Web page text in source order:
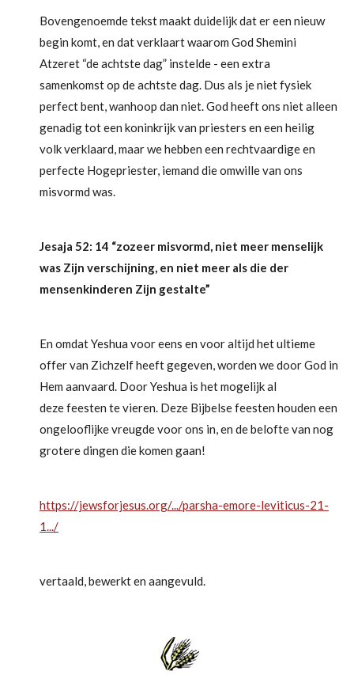
Bovengenoemde tekst maakt duidelijk dat er een nieuw
begin komt, en dat verklaart waarom God Shemini
Atzeret “de achtste dag” instelde - een extra
samenkomst op de achtste dag. Dus als je niet fysiek
perfect bent, wanhoop dan niet. God heeft ons niet alleen
genadig tot een koninkrijk van priesters en een heilig
volk verklaard, maar we hebben een rechtvaardige en
perfecte Hogepriester, iemand die omwille van ons
misvormd was.
Jesaja 52: 14 “zozeer misvormd, niet meer menselijk
was Zijn verschijning, en niet meer als die der
mensenkinderen Zijn gestalte”
En omdat Yeshua voor eens en voor altijd het ultieme
offer van Zichzelf heeft gegeven, worden we door God in
Hem aanvaard. Door Yeshua is het mogelijk al
deze feesten te vieren. Deze Bijbelse feesten houden een
ongelooflijke vreugde voor ons in, en de belofte van nog
grotere dingen die komen gaan!
https://jewsforjesus.org/.../parsha-emore-leviticus-21-
1.../
vertaald, bewerkt en aangevuld.